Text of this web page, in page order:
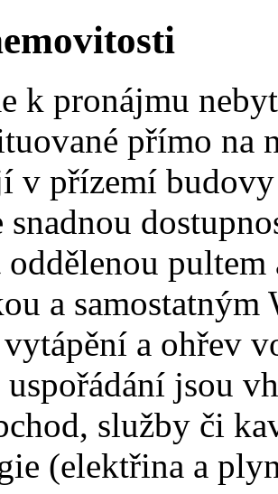
k pronájmu
přímo na
v přízemí
a
a ohřev
uspořádání jsou
služby či
(elektřina a